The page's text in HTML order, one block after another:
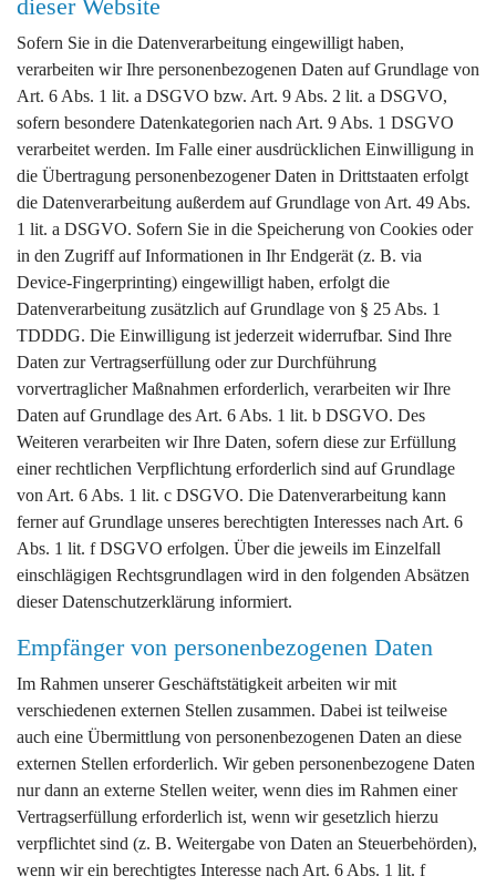
dieser Website
Sofern Sie in die Datenverarbeitung eingewilligt haben,
verarbeiten wir Ihre personenbezogenen Daten auf Grundlage von
Art. 6 Abs. 1 lit. a DSGVO bzw. Art. 9 Abs. 2 lit. a DSGVO,
sofern besondere Datenkategorien nach Art. 9 Abs. 1 DSGVO
verarbeitet werden. Im Falle einer ausdrücklichen Einwilligung in
die Übertragung personenbezogener Daten in Drittstaaten erfolgt
die Datenverarbeitung außerdem auf Grundlage von Art. 49 Abs.
1 lit. a DSGVO. Sofern Sie in die Speicherung von Cookies oder
in den Zugriff auf Informationen in Ihr Endgerät (z. B. via
Device-Fingerprinting) eingewilligt haben, erfolgt die
Datenverarbeitung zusätzlich auf Grundlage von § 25 Abs. 1
TDDDG. Die Einwilligung ist jederzeit widerrufbar. Sind Ihre
Daten zur Vertragserfüllung oder zur Durchführung
vorvertraglicher Maßnahmen erforderlich, verarbeiten wir Ihre
Daten auf Grundlage des Art. 6 Abs. 1 lit. b DSGVO. Des
Weiteren verarbeiten wir Ihre Daten, sofern diese zur Erfüllung
einer rechtlichen Verpflichtung erforderlich sind auf Grundlage
von Art. 6 Abs. 1 lit. c DSGVO. Die Datenverarbeitung kann
ferner auf Grundlage unseres berechtigten Interesses nach Art. 6
Abs. 1 lit. f DSGVO erfolgen. Über die jeweils im Einzelfall
einschlägigen Rechtsgrundlagen wird in den folgenden Absätzen
dieser Datenschutzerklärung informiert.
Empfänger von personenbezogenen Daten
Im Rahmen unserer Geschäftstätigkeit arbeiten wir mit
verschiedenen externen Stellen zusammen. Dabei ist teilweise
auch eine Übermittlung von personenbezogenen Daten an diese
externen Stellen erforderlich. Wir geben personenbezogene Daten
nur dann an externe Stellen weiter, wenn dies im Rahmen einer
Vertragserfüllung erforderlich ist, wenn wir gesetzlich hierzu
verpflichtet sind (z. B. Weitergabe von Daten an Steuerbehörden),
wenn wir ein berechtigtes Interesse nach Art. 6 Abs. 1 lit. f